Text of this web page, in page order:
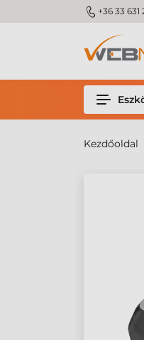
m_phone +36 33 631
Kezdőoldal